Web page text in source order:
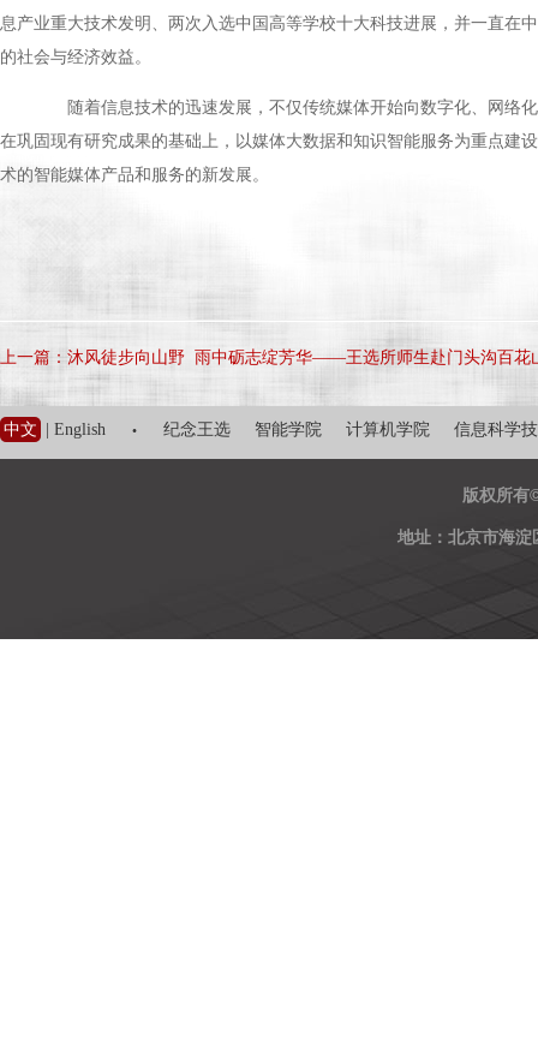
息产业重大技术发明、两次入选中国高等学校十大科技进展，并一直在
的社会与经济效益。
随着信息技术的迅速发展，不仅传统媒体开始向数字化、网络
在巩固现有研究成果的基础上，以媒体大数据和知识智能服务为重点建
术的智能媒体产品和服务的新发展。
上一篇：沐风徒步向山野 雨中砺志绽芳华——王选所师生赴门头沟百花
中文 English · 纪念王选 智能学院 计算机学院 信息科学
版权所有
地址：北京市海